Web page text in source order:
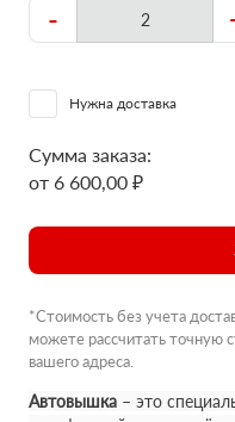
-
Нужна доставка
Сумма заказа:
от 6 600,00 ₽
*Стоимость без учета
можете рассчитать точную
вашего адреса.
Автовышка – это